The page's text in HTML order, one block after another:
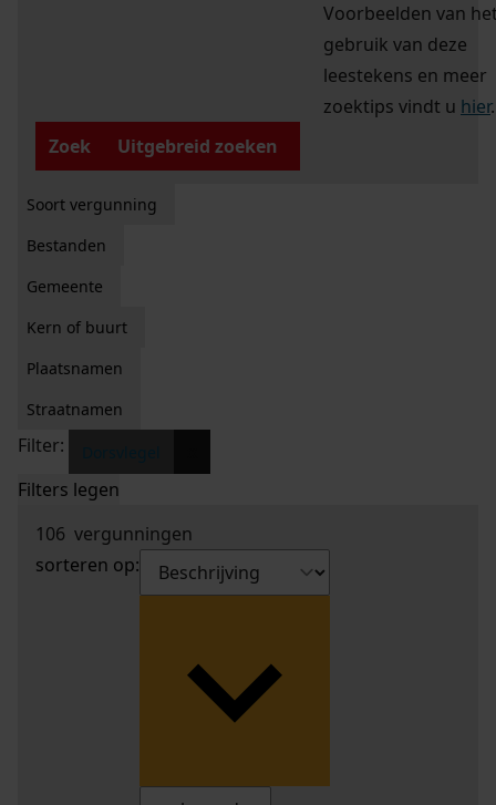
Voorbeelden van
gebruik van deze
leestekens en meer
zoektips vindt u hier.
Zoek
Uitgebreid zoeken
Soort vergunning
Bestanden
Gemeente
Kern of buurt
Plaatsnamen
Straatnamen
Filter:
Filters legen
106 vergunningen
sorteren op: